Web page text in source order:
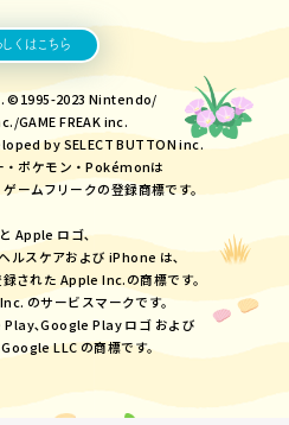
しくはこちら
©1995-2023 Nintendo/
GAME FREAK inc.
by SELECT BUTTON inc.
・ポケモン・Pokémonは
ームフリークの登録商標です。
Apple ロゴ､
スケアおよび iPhone は､
された Apple Inc.の商標です。
のサービスマークです。
､Google Play ロゴ および
LLC の商標です。